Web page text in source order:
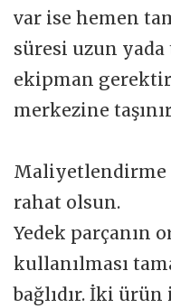
var ise hemen
süresi uzun
ekipman
merkezine
Maliyetlendirme
rahat olsun.
Yedek parçanın
kullanılması
bağlıdır. İki ürün